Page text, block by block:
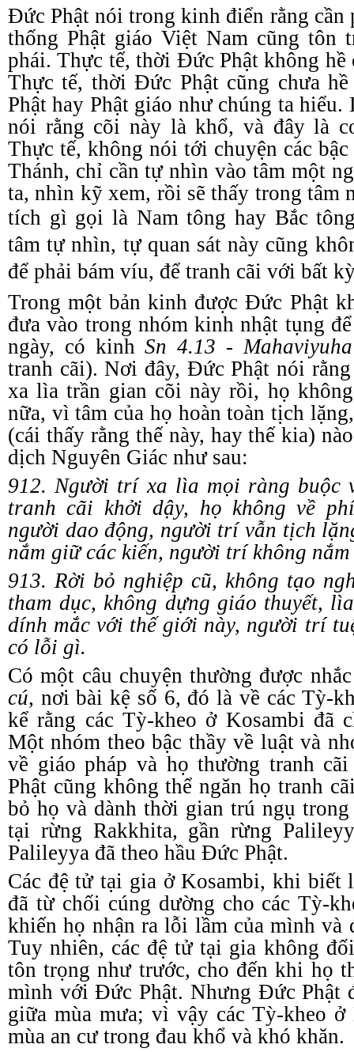
Đức Phật nói trong kinh điển rằng cần
thống Phật giáo Việt Nam cũng tôn
phái. Thực tế, thời Đức Phật không hề
Thực tế, thời Đức Phật cũng chưa
Phật hay Phật giáo như chúng ta
nói rằng cõi này là khổ, và đây là
Thực tế, không nói tới chuyện các
Thánh, chỉ cần tự nhìn vào tâm một
ta, nhìn kỹ xem, rồi sẽ thấy trong tâm
tích gì gọi là Namtông hay Bắct
tâm tự nhìn, tự quan sát này cũng
để phải bám víu, để tranh cãi với bất
Trong một bảnkinh được Đức Phật
đưa vào trong nhómkinhnhật tụng
ngày, có kinhSn 4.13 -
tranh cãi). Nơi đây, Đức Phật nói
xa lìa trần gian cõi này rồi, họ
nữa, vì tâm của họ hoàn toàn tịch
(cái thấy rằng thế này, hay thế kia)
dịch Nguyên Giác như sau:
912. Người trí xa lìa mọi ràng buộc
tranh cãi khởi dậy, họ không về
người dao động, người trí vẫn tịch
nắm giữ các kiến, người trí không
913. Rời bỏ nghiệp cũ, không tạo
tham dục, không dựng giáo thuyết,
dính mắc với thế giới này, người trí
có lỗi gì.
Có một câu chuyện thường được
cú, nơi bàikệ số 6, đó là về các Tỳ-
kể rằng các Tỳ-kheo ở Kosambi đã
Một nhóm theo bậc thầy về luật và
về giáo pháp và họ thường tranh
Phật cũng không thể ngăn họ tranh
bỏ họ và dành thời gian trú ngụ
tại rừng Rakkhita, gần rừng
Palileyya đã theo hầu Đức Phật.
Các đệ tử tại gia ở Kosambi, khi biết
đã từ chối cúng dường cho các Tỳ-
khiến họ nhận ra lỗi lầm của mình và
Tuy nhiên, các đệ tử tại gia không
tôn trọng như trước, cho đến khi họ
mình với Đức Phật. Nhưng Đức Phật
giữa mùa mưa; vì vậy các Tỳ-kheo ở
mùa an cư trong đau khổ và khó khăn.